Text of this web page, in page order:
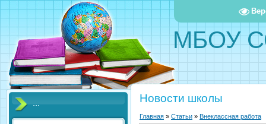
МБОУ
... Новости школы
Главная » Статьи » Внеклассная работа